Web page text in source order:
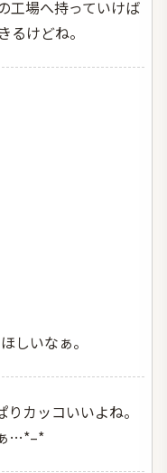
工場へ持っていけば
るけどね。
しいなぁ。
カッコいいよね。
…*–*